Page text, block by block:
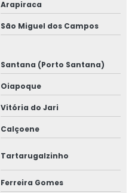
Arapiraca
São Miguel dos Campos
Santana (Porto Santana)
Oiapoque
Vitória do Jari
Calçoene
Tartarugalzinho
Ferreira Gomes